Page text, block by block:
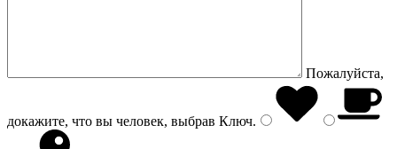
Пожалуйста,
докажите, что вы человек, выбрав Ключ.